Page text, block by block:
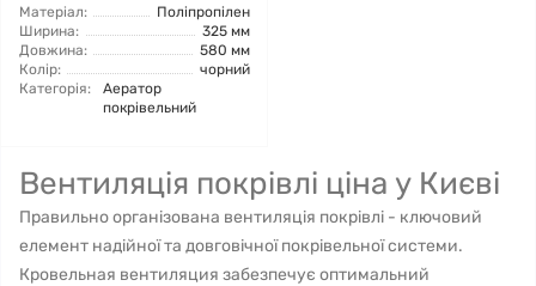
Матеріал:
Поліпропілен
Ширина:
325 мм
Довжина:
580 мм
Колір:
чорний
Категорія:
Аератор
покрівельний
Вентиляція покрівлі ціна у Києві
Правильно організована вентиляція покрівлі - ключовий
елемент надійної та довговічної покрівельної системи.
Кровельная вентиляция забезпечує оптимальний